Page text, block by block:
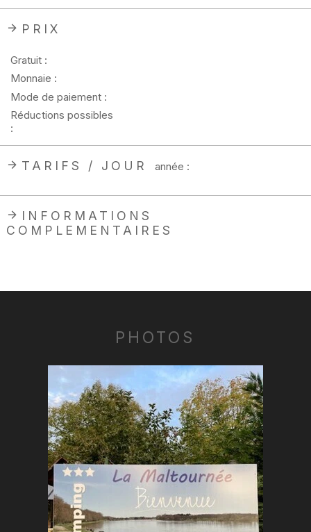
PRIX
Gratuit :
Monnaie :
Mode de paiement :
Réductions possibles
:
TARIFS / JOUR année :
INFORMATIONS
COMPLEMENTAIRES
PHOTOS